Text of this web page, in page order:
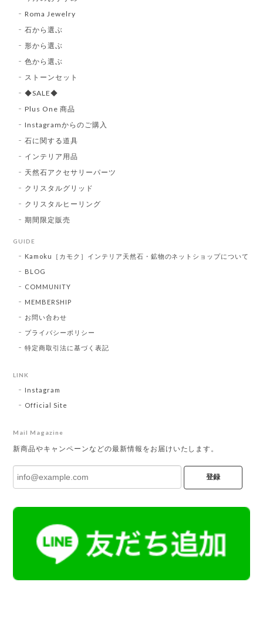
Roma Jewelry
石から選ぶ
形から選ぶ
色から選ぶ
ストーンセット
◆SALE◆
Plus One 商品
Instagramからのご購入
石に関する道具
インテリア用品
天然石アクセサリーパーツ
クリスタルグリッド
クリスタルヒーリング
期間限定販売
GUIDE
Kamoku［カモク］インテリア天然石・鉱物のネットショップについて
BLOG
COMMUNITY
MEMBERSHIP
お問い合わせ
プライバシーポリシー
特定商取引法に基づく表記
LINK
Instagram
Official Site
Mail Magazine
新商品やキャンペーンなどの最新情報をお届けいたします。
登録